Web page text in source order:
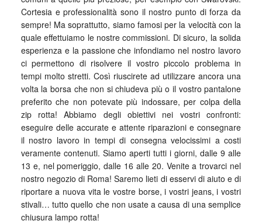
Cortesia e professionalità sono il nostro punto di forza da
sempre! Ma soprattutto, siamo famosi per la velocità con la
quale effettuiamo le nostre commissioni. Di sicuro, la solida
esperienza e la passione che infondiamo nel nostro lavoro
ci permettono di risolvere il vostro piccolo problema in
tempi molto stretti. Così riuscirete ad utilizzare ancora una
volta la borsa che non si chiudeva più o il vostro pantalone
preferito che non potevate più indossare, per colpa della
zip rotta! Abbiamo degli obiettivi nei vostri confronti:
eseguire delle accurate e attente riparazioni e consegnare
il nostro lavoro in tempi di consegna velocissimi a costi
veramente contenuti. Siamo aperti tutti i giorni, dalle 9 alle
13 e, nel pomeriggio, dalle 16 alle 20. Venite a trovarci nel
nostro negozio di Roma! Saremo lieti di esservi di aiuto e di
riportare a nuova vita le vostre borse, i vostri jeans, i vostri
stivali… tutto quello che non usate a causa di una semplice
chiusura lampo rotta!